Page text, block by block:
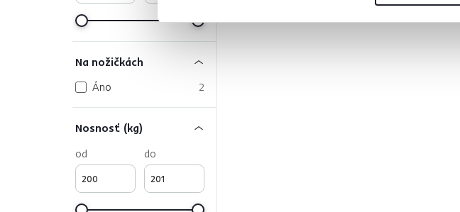
Na nožičkách
Áno 2
Nosnosť (kg)
od
do